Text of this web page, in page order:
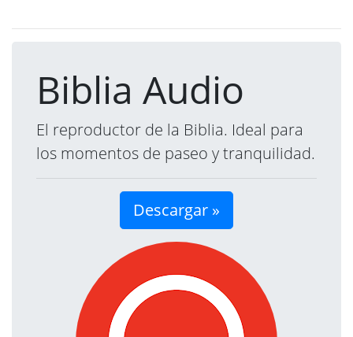
Biblia Audio
El reproductor de la Biblia. Ideal para
los momentos de paseo y tranquilidad.
Descargar »